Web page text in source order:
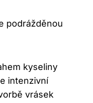
podrážděnou
kyseliny
intenzivní
vrásek